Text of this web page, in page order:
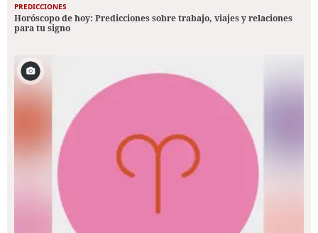
PREDICCIONES
Horóscopo de hoy: Predicciones sobre trabajo, viajes y relaciones
para tu signo